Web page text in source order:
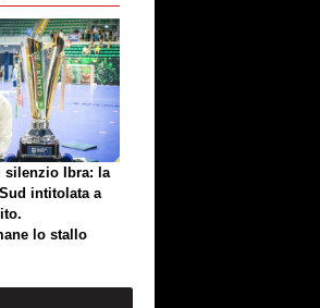
silenzio Ibra: la
intitolata a
lo stallo